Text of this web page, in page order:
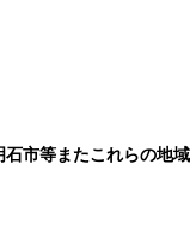
市等またこれらの地域